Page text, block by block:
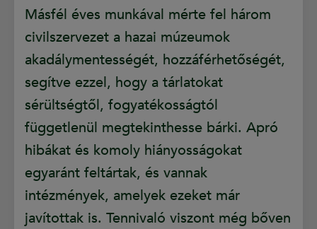
Másfél éves munkával mérte fel három
civilszervezet a hazai múzeumok
akadálymentességét, hozzáférhetőségét,
segítve ezzel, hogy a tárlatokat
sérültségtől, fogyatékosságtól
függetlenül megtekinthesse bárki. Apró
hibákat és komoly hiányosságokat
egyaránt feltártak, és vannak
intézmények, amelyek ezeket már
javítottak is. Tennivaló viszont még bőven